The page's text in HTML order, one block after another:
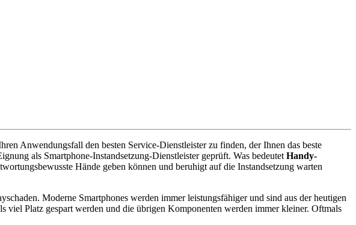
Anwendungsfall den besten Service-Dienstleister zu finden, der Ihnen das beste
als Smartphone-Instandsetzung-Dienstleister geprüft. Was bedeutet Handy-
Hände geben können und beruhigt auf die Instandsetzung warten
Moderne Smartphones werden immer leistungsfähiger und sind aus der heutigen
Platz gespart werden und die übrigen Komponenten werden immer kleiner. Oftmals